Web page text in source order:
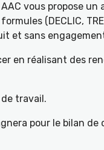
vous propose
(DECLIC,
et sans
en réalisant des
travail.
pour le bilan de